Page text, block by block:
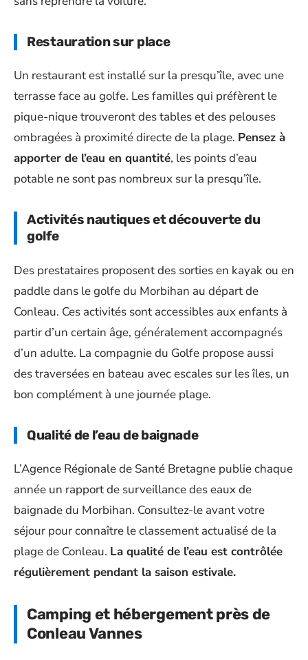
Restauration sur place
Un restaurant est installé sur la presqu’île, avec une
terrasse face au golfe. Les familles qui préfèrent le
pique-nique trouveront des tables et des pelouses
ombragées à proximité directe de la plage. Pensez à
apporter de l’eau en quantité, les points d’eau
potable ne sont pas nombreux sur la presqu’île.
Activités nautiques et découverte du
golfe
Des prestataires proposent des sorties en kayak ou en
paddle dans le golfe du Morbihan au départ de
Conleau. Ces activités sont accessibles aux enfants à
partir d’un certain âge, généralement accompagnés
d’un adulte. La compagnie du Golfe propose aussi
des traversées en bateau avec escales sur les îles, un
bon complément à une journée plage.
Qualité de l’eau de baignade
L’Agence Régionale de Santé Bretagne publie chaque
année un rapport de surveillance des eaux de
baignade du Morbihan. Consultez-le avant votre
séjour pour connaître le classement actualisé de la
plage de Conleau. La qualité de l’eau est contrôlée
régulièrement pendant la saison estivale.
Camping et hébergement près de
Conleau Vannes